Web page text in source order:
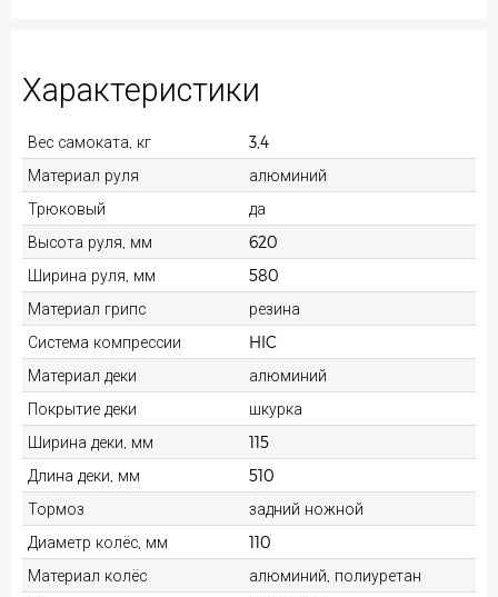
Характеристики
Вес самоката, кг
3,4
Материал руля
алюминий
Трюковый
да
Высота руля, мм
620
Ширина руля, мм
580
Материал грипс
резина
Система компрессии
HIC
Материал деки
алюминий
Покрытие деки
шкурка
Ширина деки, мм
115
Длина деки, мм
510
Тормоз
задний ножной
Диаметр колёс, мм
110
Материал колёс
алюминий, полиуретан